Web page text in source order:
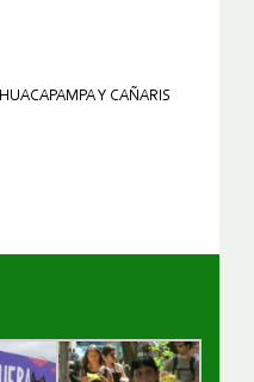
HUACAPAMPA Y CAÑARIS